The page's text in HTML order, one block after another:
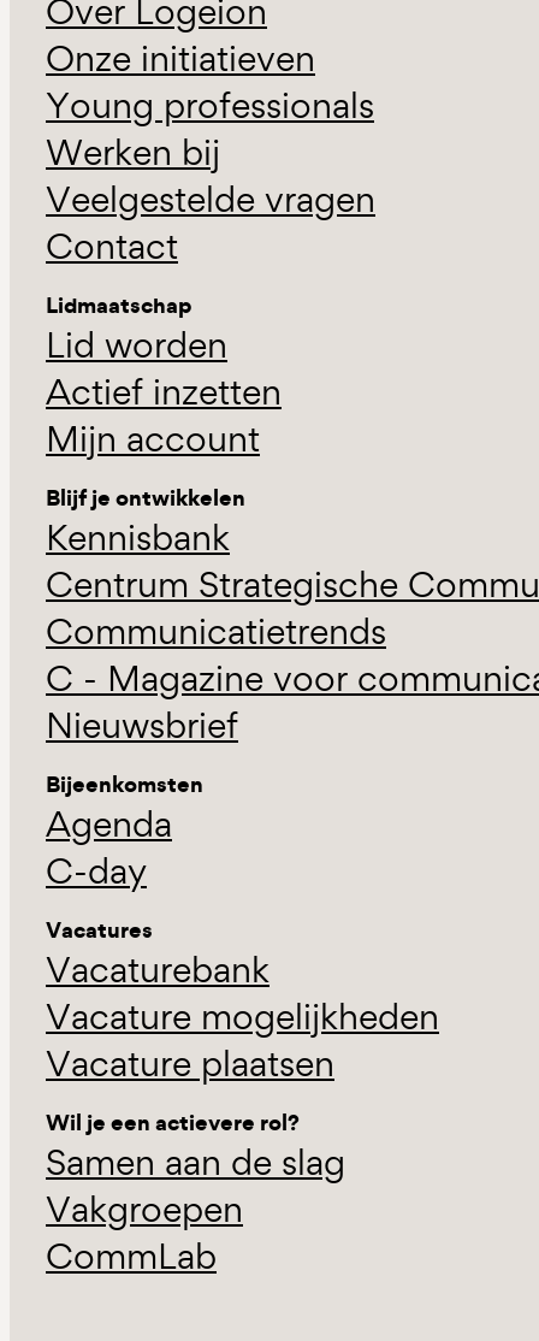
Over Logeion
Onze initiatieven
Young professionals
Werken bij
Veelgestelde vragen
Contact
Lidmaatschap
Lid worden
Actief inzetten
Mijn account
Blijf je ontwikkelen
Kennisbank
Centrum Strategische
Communicatietrends
C - Magazine voor
Nieuwsbrief
Bijeenkomsten
Agenda
C-day
Vacatures
Vacaturebank
Vacature mogelijkheden
Vacature plaatsen
Wil je een actievere rol?
Samen aan de slag
Vakgroepen
CommLab